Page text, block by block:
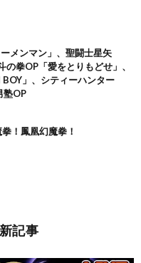
メンマン」、聖闘士星矢
の拳OP「愛をとりもどせ」、
」、シティーハンター
塾OP
！鳳凰幻魔拳！
記事